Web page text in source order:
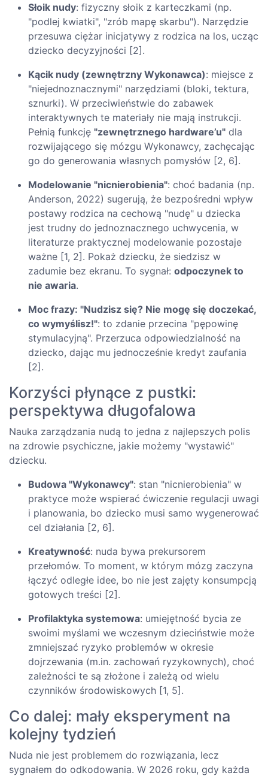
Słoik nudy: fizyczny słoik z karteczkami (np.
"podlej kwiatki", "zrób mapę skarbu"). Narzędzie
przesuwa ciężar inicjatywy z rodzica na los, ucząc
dziecko decyzyjności [2].
Kącik nudy (zewnętrzny Wykonawca): miejsce z
"niejednoznacznymi" narzędziami (bloki, tektura,
sznurki). W przeciwieństwie do zabawek
interaktywnych te materiały nie mają instrukcji.
Pełnią funkcję "zewnętrznego hardware’u" dla
rozwijającego się mózgu Wykonawcy, zachęcając
go do generowania własnych pomysłów [2, 6].
Modelowanie "nicnierobienia": choć badania (np.
Anderson, 2022) sugerują, że bezpośredni wpływ
postawy rodzica na cechową "nudę" u dziecka
jest trudny do jednoznacznego uchwycenia, w
literaturze praktycznej modelowanie pozostaje
ważne [1, 2]. Pokaż dziecku, że siedzisz w
zadumie bez ekranu. To sygnał: odpoczynek to
nie awaria.
Moc frazy: "Nudzisz się? Nie mogę się doczekać,
co wymyślisz!": to zdanie przecina "pępowinę
stymulacyjną". Przerzuca odpowiedzialność na
dziecko, dając mu jednocześnie kredyt zaufania
[2].
Korzyści płynące z pustki:
perspektywa długofalowa
Nauka zarządzania nudą to jedna z najlepszych polis
na zdrowie psychiczne, jakie możemy "wystawić"
dziecku.
Budowa "Wykonawcy": stan "nicnierobienia" w
praktyce może wspierać ćwiczenie regulacji uwagi
i planowania, bo dziecko musi samo wygenerować
cel działania [2, 6].
Kreatywność: nuda bywa prekursorem
przełomów. To moment, w którym mózg zaczyna
łączyć odległe idee, bo nie jest zajęty konsumpcją
gotowych treści [2].
Profilaktyka systemowa: umiejętność bycia ze
swoimi myślami we wczesnym dzieciństwie może
zmniejszać ryzyko problemów w okresie
dojrzewania (m.in. zachowań ryzykownych), choć
zależności te są złożone i zależą od wielu
czynników środowiskowych [1, 5].
Co dalej: mały eksperyment na
kolejny tydzień
Nuda nie jest problemem do rozwiązania, lecz
sygnałem do odkodowania. W 2026 roku, gdy każda